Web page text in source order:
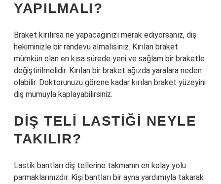
YAPILMALI?
Braket kırılırsa ne yapacağınızı merak ediyorsanız, diş
hekiminizle bir randevu almalısınız. Kırılan braket
mümkün olan en kısa sürede yeni ve sağlam bir braketle
değiştirilmelidir. Kırılan bir braket ağızda yaralara neden
olabilir. Doktorunuzu görene kadar kırılan braket yüzeyini
diş mumuyla kaplayabilirsiniz.
DIŞ TELI LASTIĞI NEYLE
TAKILIR?
Lastik bantları diş tellerine takmanın en kolay yolu
parmaklarınızdır. Kişi bantları bir ayna yardımıyla takarak